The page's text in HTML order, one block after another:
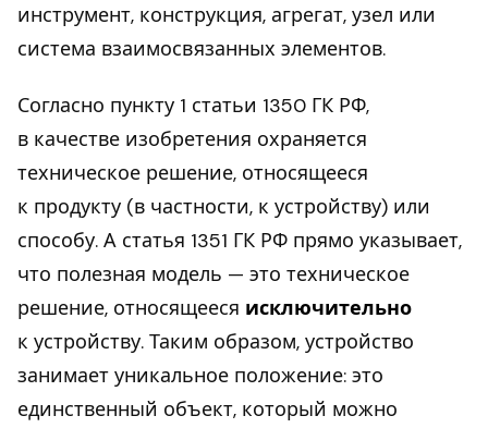
инструмент, конструкция, агрегат, узел или
система взаимосвязанных элементов.
Согласно пункту 1 статьи 1350 ГК РФ,
в качестве изобретения охраняется
техническое решение, относящееся
к продукту (в частности, к устройству) или
способу. А статья 1351 ГК РФ прямо указывает,
что полезная модель — это техническое
решение, относящееся исключительно
к устройству. Таким образом, устройство
занимает уникальное положение: это
единственный объект, который можно